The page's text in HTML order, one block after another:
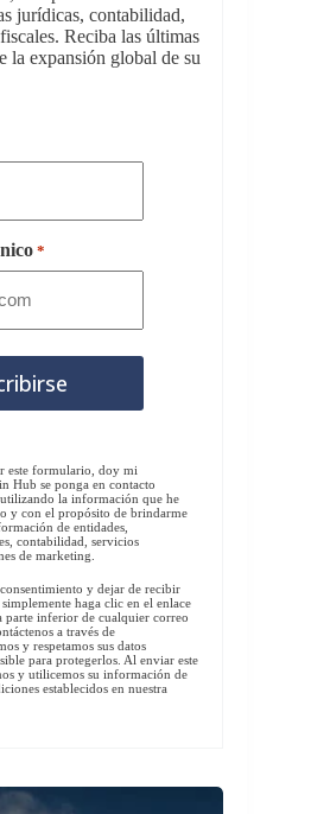
jurídicas, contabilidad,
Reciba las últimas
la expansión global de su
*
este formulario, doy mi
Hub se ponga en contacto
la información que he
y con el propósito de brindarme
de entidades,
contabilidad, servicios
de marketing.
y dejar de recibir
haga clic en el enlace
parte inferior de cualquier correo
a través de
y respetamos sus datos
para protegerlos. Al enviar este
y utilicemos su información de
establecidos en nuestra